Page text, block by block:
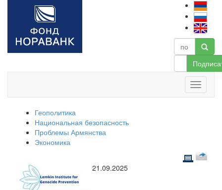
Геополитика
Национальная безопасность
Проблемы Армянства
Экономика
21.09.2025